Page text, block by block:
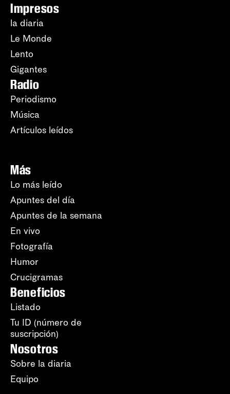
Impresos
la diaria
Le Monde
Lento
Gigantes
Radio
Periodismo
Música
Artículos leídos
Más
Lo más leído
Apuntes del día
Apuntes de la semana
En vivo
Fotografía
Humor
Crucigramas
Beneficios
Listado
Tu ID (número de
suscripción)
Nosotros
Sobre la diaria
Equipo